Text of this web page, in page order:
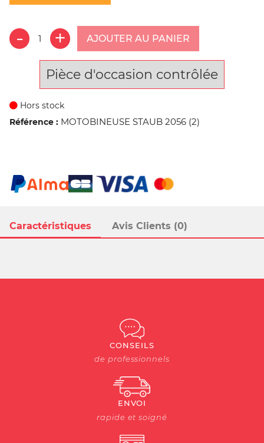
Caractéristiques Avis Clients (0)
AJOUTER AU PANIER
Pièce d'occasion contrôlée
Hors stock
Référence : MOTOBINEUSE STAUB 2056 (2)
CONSEILS
de professionnels
ENVOI
rapide et soigné